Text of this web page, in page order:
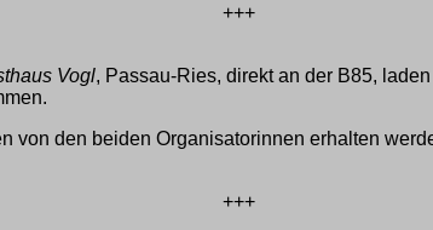
+++
Vogl, Passau-Ries, direkt an der B85,
den beiden Organisatorinnen erhalten
+++